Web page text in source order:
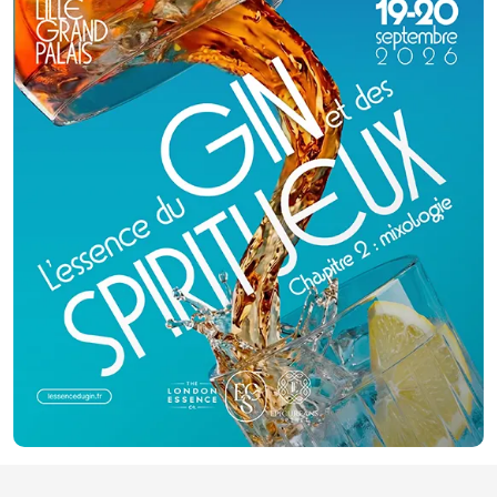
France et à l’étranger. De retour à Paris en 2012 Ange Hong-Lan ouvre le
premier Bistrot Vietnamien de la capitale. Découvrez une cuisine saine,
naturelle et exotique qui vous surprend par sa fraîcheur et vous offre une
explosion de saveurs en bouche. Aname vous propose un large choix de
mets adaptés selon votre budget et prend en compte toutes vos
demandes particulières. Un repas dont se souviendront tous vos convives
! Contactez nous pour un voyage dans le Sud-Est asiatique.